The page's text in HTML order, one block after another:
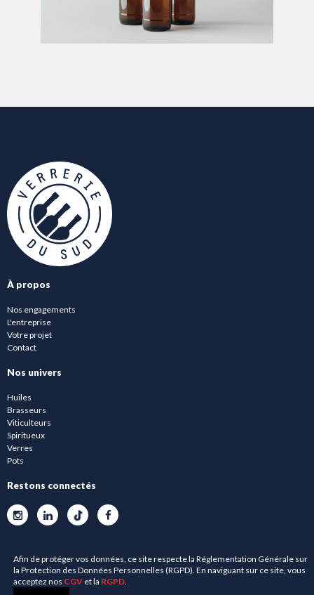
À propos
Nos engagements
L'entreprise
Votre projet
Contact
Nos univers
Huiles
Brasseurs
Viticulteurs
Spiritueux
Verres
Pots
Restons connectés
Afin de protéger vos données, ce site respecte la Réglementation Générale sur
la Protection des Données Personnelles (RGPD). En naviguant sur ce site, vous
acceptez nos CGV et la RGPD